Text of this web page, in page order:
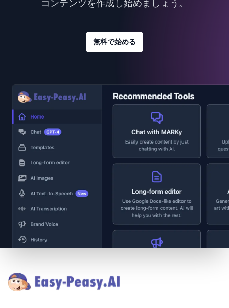
コンテンツを作成し始めましょう。
無料で始める